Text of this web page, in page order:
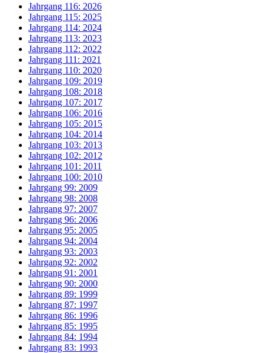
Jahrgang 116: 2026
Jahrgang 115: 2025
Jahrgang 114: 2024
Jahrgang 113: 2023
Jahrgang 112: 2022
Jahrgang 111: 2021
Jahrgang 110: 2020
Jahrgang 109: 2019
Jahrgang 108: 2018
Jahrgang 107: 2017
Jahrgang 106: 2016
Jahrgang 105: 2015
Jahrgang 104: 2014
Jahrgang 103: 2013
Jahrgang 102: 2012
Jahrgang 101: 2011
Jahrgang 100: 2010
Jahrgang 99: 2009
Jahrgang 98: 2008
Jahrgang 97: 2007
Jahrgang 96: 2006
Jahrgang 95: 2005
Jahrgang 94: 2004
Jahrgang 93: 2003
Jahrgang 92: 2002
Jahrgang 91: 2001
Jahrgang 90: 2000
Jahrgang 89: 1999
Jahrgang 87: 1997
Jahrgang 86: 1996
Jahrgang 85: 1995
Jahrgang 84: 1994
Jahrgang 83: 1993